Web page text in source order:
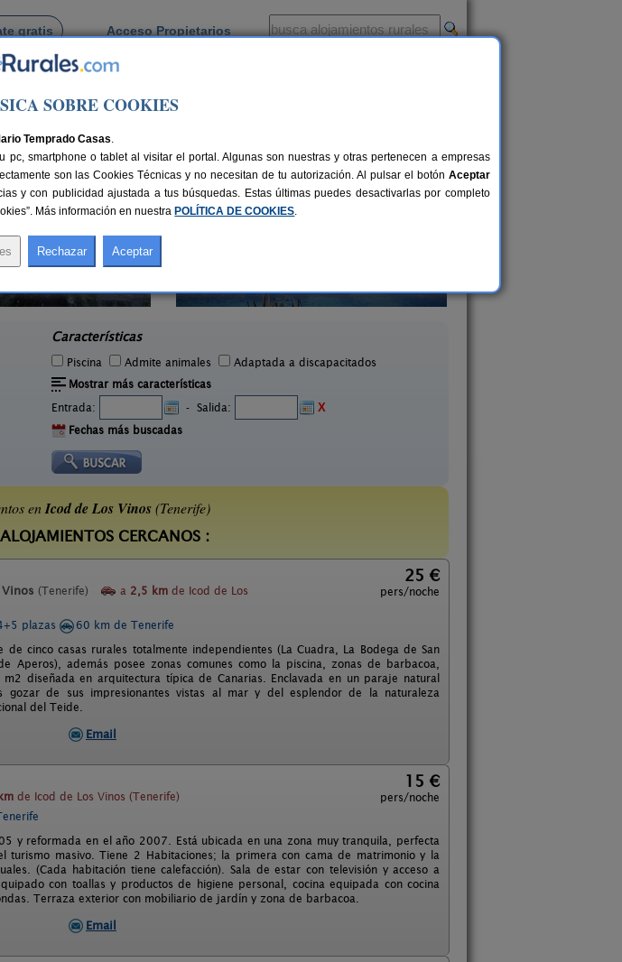
gratis Acceso Propietarios
Majadera
Características
Piscina Admite animales
Adaptada a discapacitados
Mostrar más características
Entrada:
- Salida:
X
Fechas más buscadas
enIcod de Los Vinos(Tenerife)
CERCANOS :
(Tenerife) a 2,5 km de Icod de Los
25 €
pers/noche
plazas
60 km de Tenerife
de cinco casas rurales totalmente independientes (La Cuadra, La Bodega de San
Aperos), además posee zonas comunes como la piscina, zonas de barbacoa,
diseñada en arquitectura típica de Canarias. Enclavada en un paraje natural
gozar de sus impresionantes vistas al mar y del esplendor de la naturaleza
del Teide.
Email
de Icod de Los Vinos (Tenerife)
15 €
pers/noche
y reformada en el año 2007. Está ubicada en una zona muy tranquila, perfecta
turismo masivo. Tiene 2 Habitaciones; la primera con cama de matrimonio y la
(Cada habitación tiene calefacción). Sala de estar con televisión y acceso a
con toallas y productos de higiene personal, cocina equipada con cocina
Terraza exterior con mobiliario de jardín y zona de barbacoa.
Email
SOBRE COOKIES
Temprado Casas.
smartphone o tablet al visitar el portal. Algunas son nuestras y otras pertenecen a empresas
son las Cookies Técnicas y no necesitan de tu autorización. Al pulsar el botón Aceptar
y con publicidad ajustada a tus búsquedas. Estas últimas puedes desactivarlas por completo
Más información en nuestra POLÍTICA DE COOKIES.